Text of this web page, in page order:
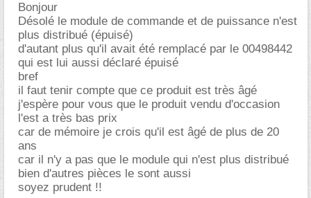
Bonjour
Désolé le module de commande et de puissance n'est
plus distribué (épuisé)
d'autant plus qu'il avait été remplacé par le 00498442
qui est lui aussi déclaré épuisé
bref
il faut tenir compte que ce produit est très âgé
j'espère pour vous que le produit vendu d'occasion
l'est a très bas prix
car de mémoire je crois qu'il est âgé de plus de 20
ans
car il n'y a pas que le module qui n'est plus distribué
bien d'autres pièces le sont aussi
soyez prudent !!